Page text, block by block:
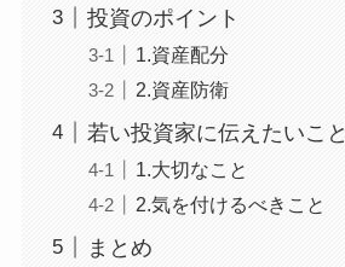
投資のポイント
1.資産配分
2.資産防衛
若い投資家に伝えたいこと
1.大切なこと
2.気を付けるべきこと
まとめ